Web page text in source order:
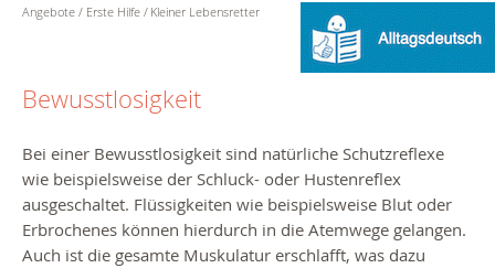
Angebote Erste Hilfe Kleiner Lebensretter
Bewusstlosigkeit
Bei einer Bewusstlosigkeit sind natürliche Schutzreflexe
wie beispielsweise der Schluck- oder Hustenreflex
ausgeschaltet. Flüssigkeiten wie beispielsweise Blut oder
Erbrochenes können hierdurch in die Atemwege gelangen.
Auch ist die gesamte Muskulatur erschlafft, was dazu